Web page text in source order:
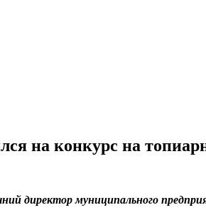
на конкурс на
директор муниципального